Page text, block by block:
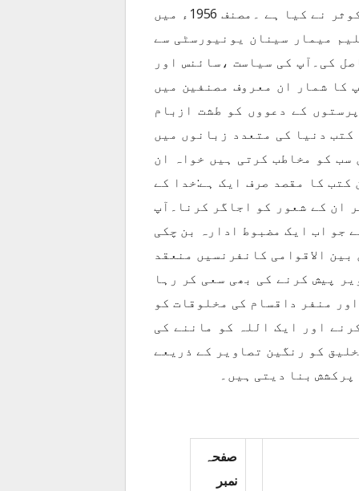
کتاب کا اردو ترجمہ ہے ۔ترجمہ محترمہ گلناز کوثر نے کیا ہے ۔مصنف 1956ء میں
میمار سینان یونیورسٹی سے
کی۔آپ کی سیاست ،سائنس اور
کا شمار ان معروف مصنفین میں
کے دعووں کو طشت ازبام
دنیا کی متعدد زبانوں میں
سب کو مخاطب کرتی ہیں خواہ ان
کا مقصد صرف ایک ہے:خدا کے
ان کے شعور کو اجاگر کرنا۔آپ
جو اب ایک مضبوط ادارہ بن چکی
الاقوامی کانفرنسیں منعقد
پیش کرنے کی بھی سعی کر رہا
منفر داقسام کی مخلوقات کو
اور ایک اللہ کو ماننے کی
کو رنگین تصاویر کے ذریعے
بنا دیتی ہیں۔
صفحہ
نمبر